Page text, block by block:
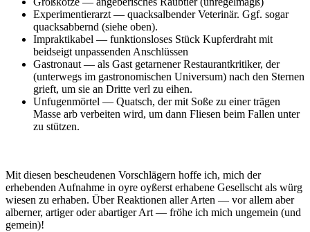
Experimentierarzt — quacksalbender Veterinär. Ggf. sogar
quacksabbernd (siehe oben).
Impraktikabel — funktionsloses Stück Kupferdraht mit
beidseigt unpassenden Anschlüssen
Gastronaut — als Gast getarnener Restaurantkritiker, der
(unterwegs im gastronomischen Universum) nach den Sternen
grieft, um sie an Dritte verl zu eihen.
Unfugenmörtel — Quatsch, der mit Soße zu einer trägen
Masse arb verbeiten wird, um dann Fliesen beim Fallen unter
zu stützen.
Mit diesen bescheudenen Vorschlägern hoffe ich, mich der
erhebenden Aufnahme in oyre oyßerst erhabene Gesellscht als würg
wiesen zu erhaben. Über Reaktionen aller Arten — vor allem aber
alberner, artiger oder abartiger Art — fröhe ich mich ungemein (und
gemein)!